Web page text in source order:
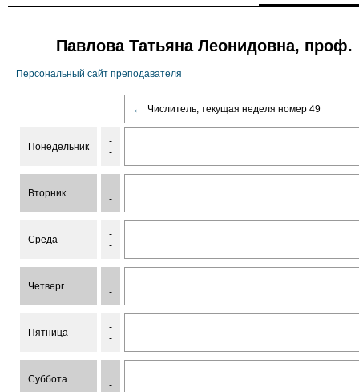
Павлова Татьяна Леонидовна, проф.
Персональный сайт преподавателя
← Числитель, текущая неделя номер 49
Понедельник
-
-
Вторник
-
-
Среда
-
-
Четверг
-
-
Пятница
-
-
Суббота
-
-